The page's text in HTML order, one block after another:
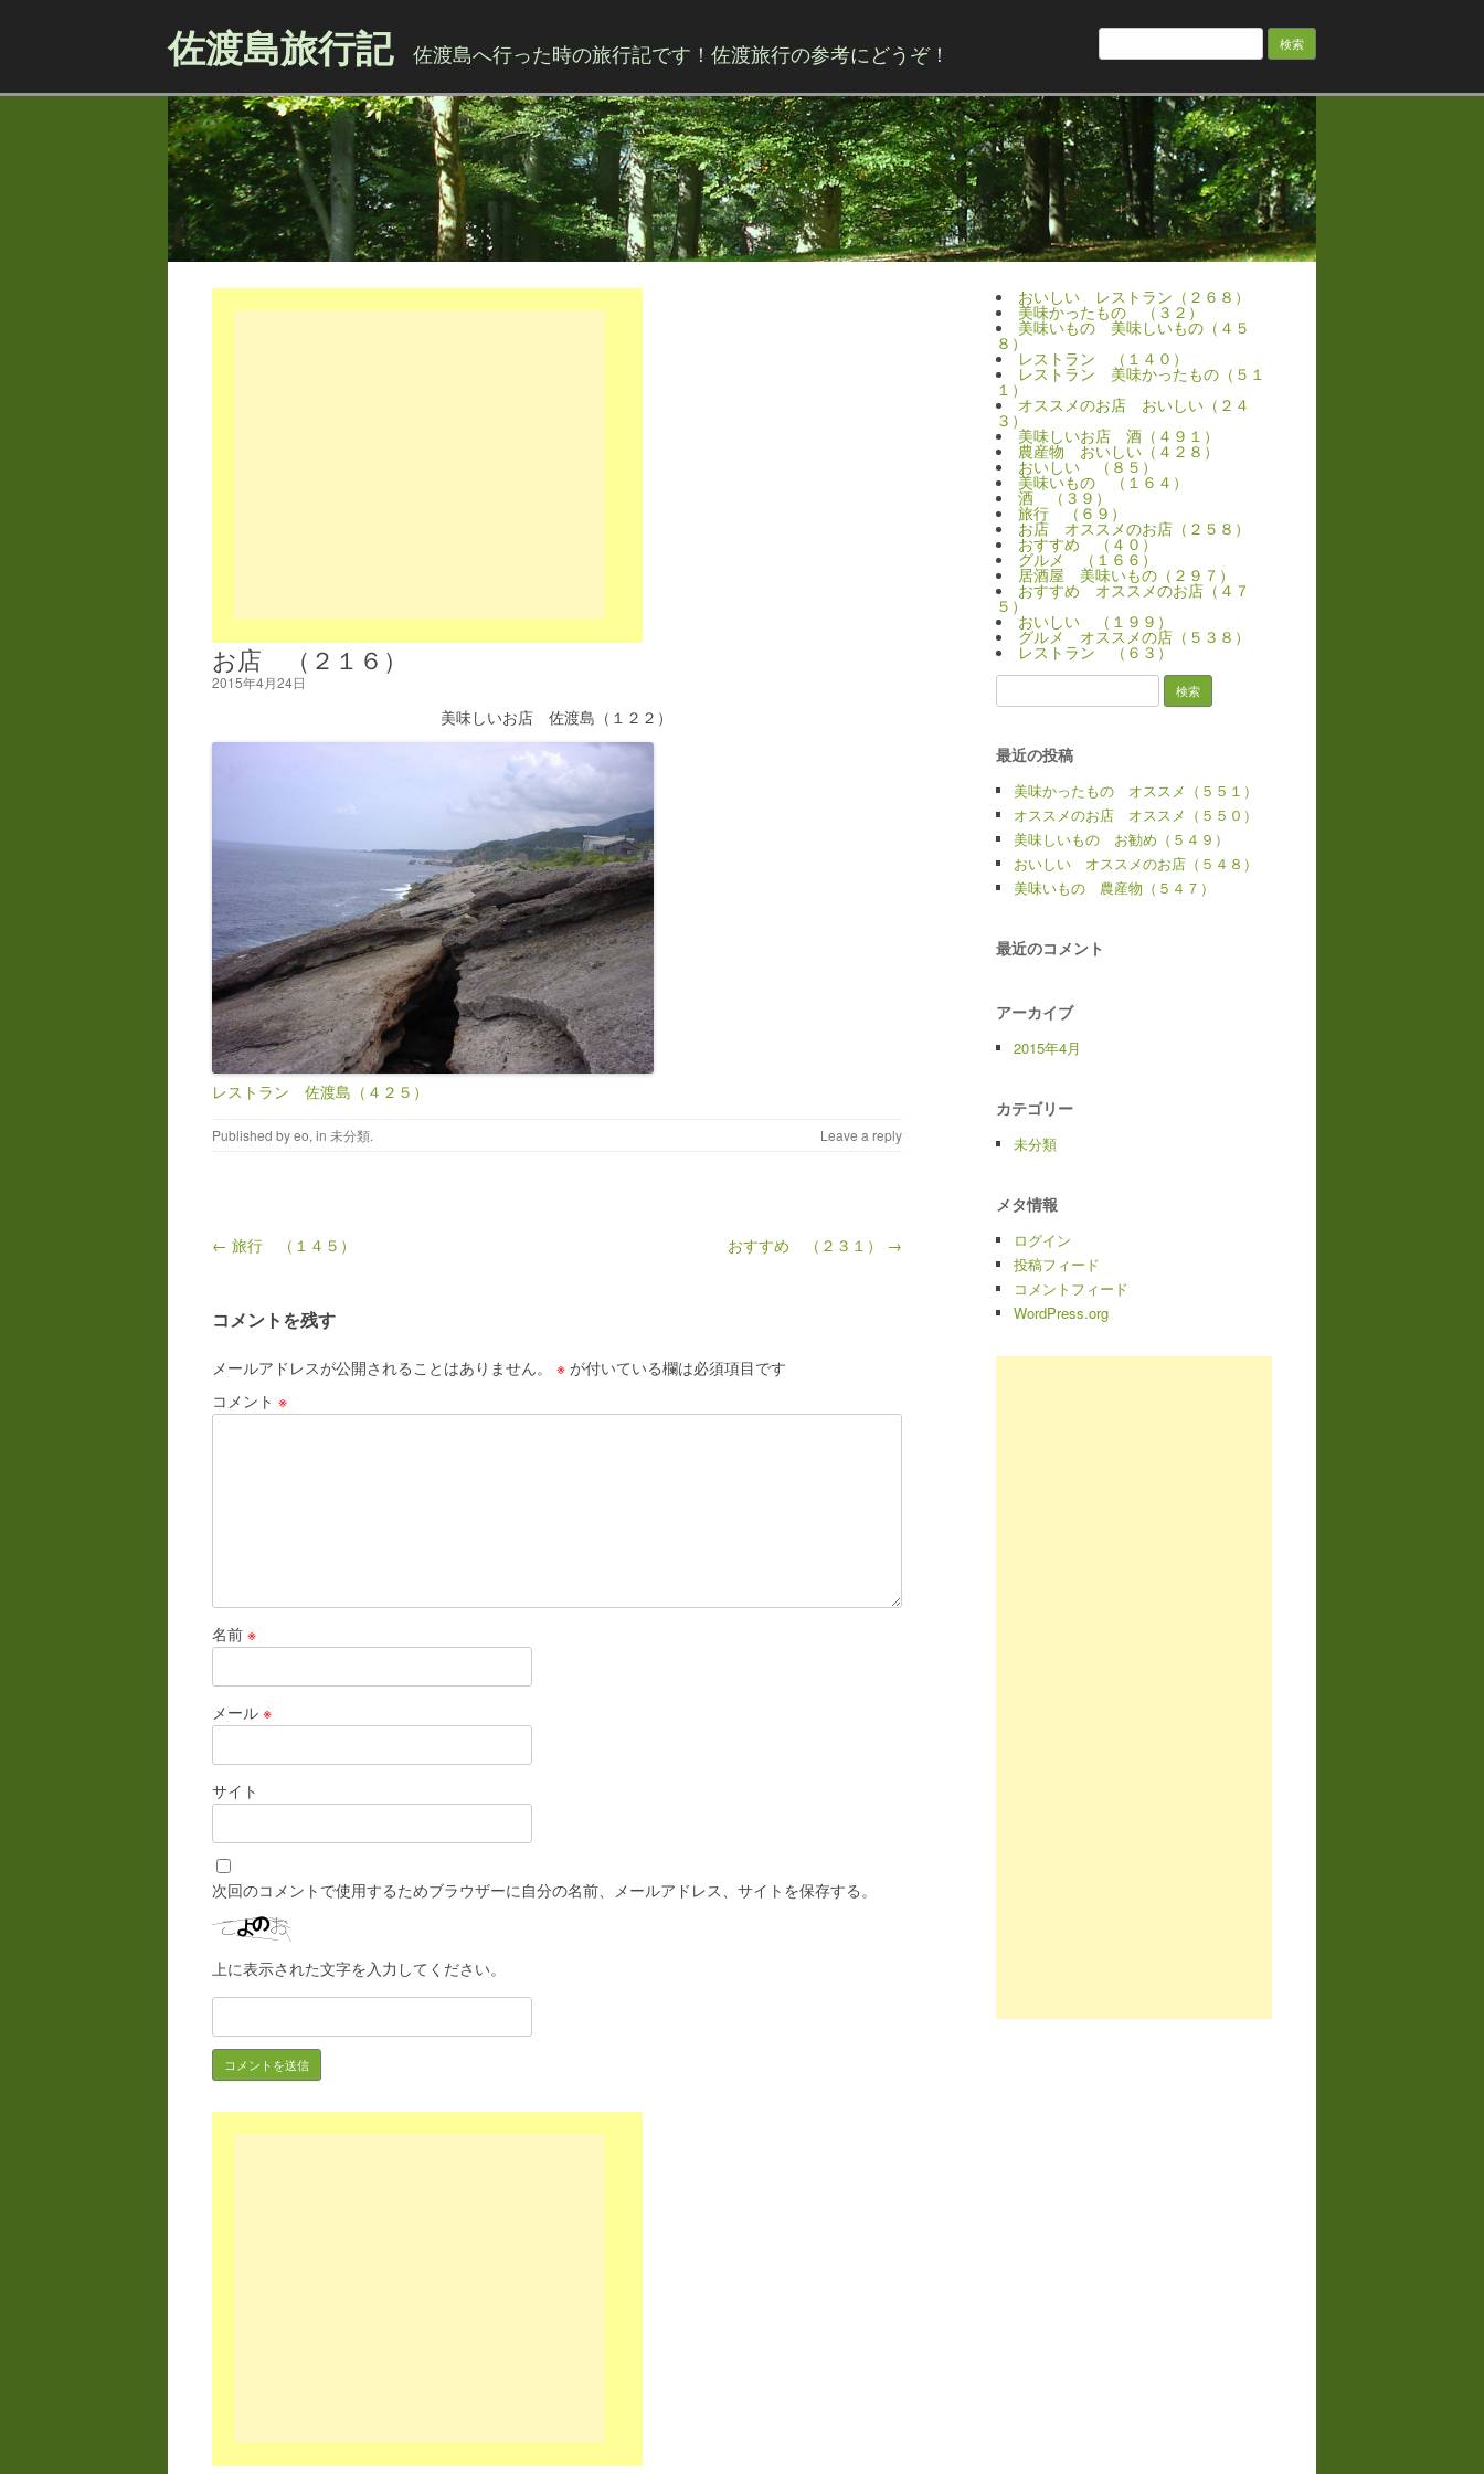
佐渡島旅行記 佐渡島へ行った時の旅行記です！佐渡旅行の参考にどうぞ！
検
お店 （２１６）
2015年4月24日
美味しいお店 佐渡島（１２２）
レストラン 佐渡島（４２５）
Published byeo, in 未分類. Leave a reply
Post navigation
← 旅行 （１４５） おすすめ （２３１） →
コメントを残す
メールアドレスが公開されることはありません。 ※ が付いている欄は必須項目です
コメント ※
名前 ※
メール ※
サイト
次回のコメントで使用するためブラウザーに自分の名前、メールアドレス、サイトを保存する。
上に表示された文字を入力してください。
おいしい レストラン（２６８）
美味かったもの （３２）
美味いもの 美味しいもの（４５
８）
レストラン （１４０）
レストラン 美味かったもの（５１
１）
オススメのお店 おいしい（２４
３）
美味しいお店 酒（４９１）
農産物 おいしい（４２８）
おいしい （８５）
美味いもの （１６４）
酒 （３９）
旅行 （６９）
お店 オススメのお店（２５８）
おすすめ （４０）
グルメ （１６６）
居酒屋 美味いもの（２９７）
おすすめ オススメのお店（４７
５）
おいしい （１９９）
グルメ オススメの店（５３８）
レストラン （６３）
索:
最近の投稿
美味かったもの オススメ（５５１）
オススメのお店 オススメ（５５０）
美味しいもの お勧め（５４９）
おいしい オススメのお店（５４８）
美味いもの 農産物（５４７）
最近のコメント
アーカイブ
2015年4月
カテゴリー
未分類
メタ情報
ログイン
投稿フィード
コメントフィード
WordPress.org